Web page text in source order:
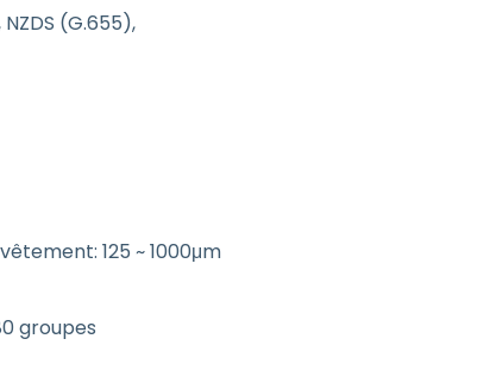
(G.655),
125 ~ 1000μm
groupes